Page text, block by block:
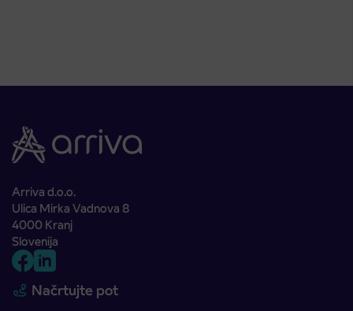
Arriva d.o.o.
Ulica Mirka Vadnova 8
4000 Kranj
Slovenija
Načrtujte pot